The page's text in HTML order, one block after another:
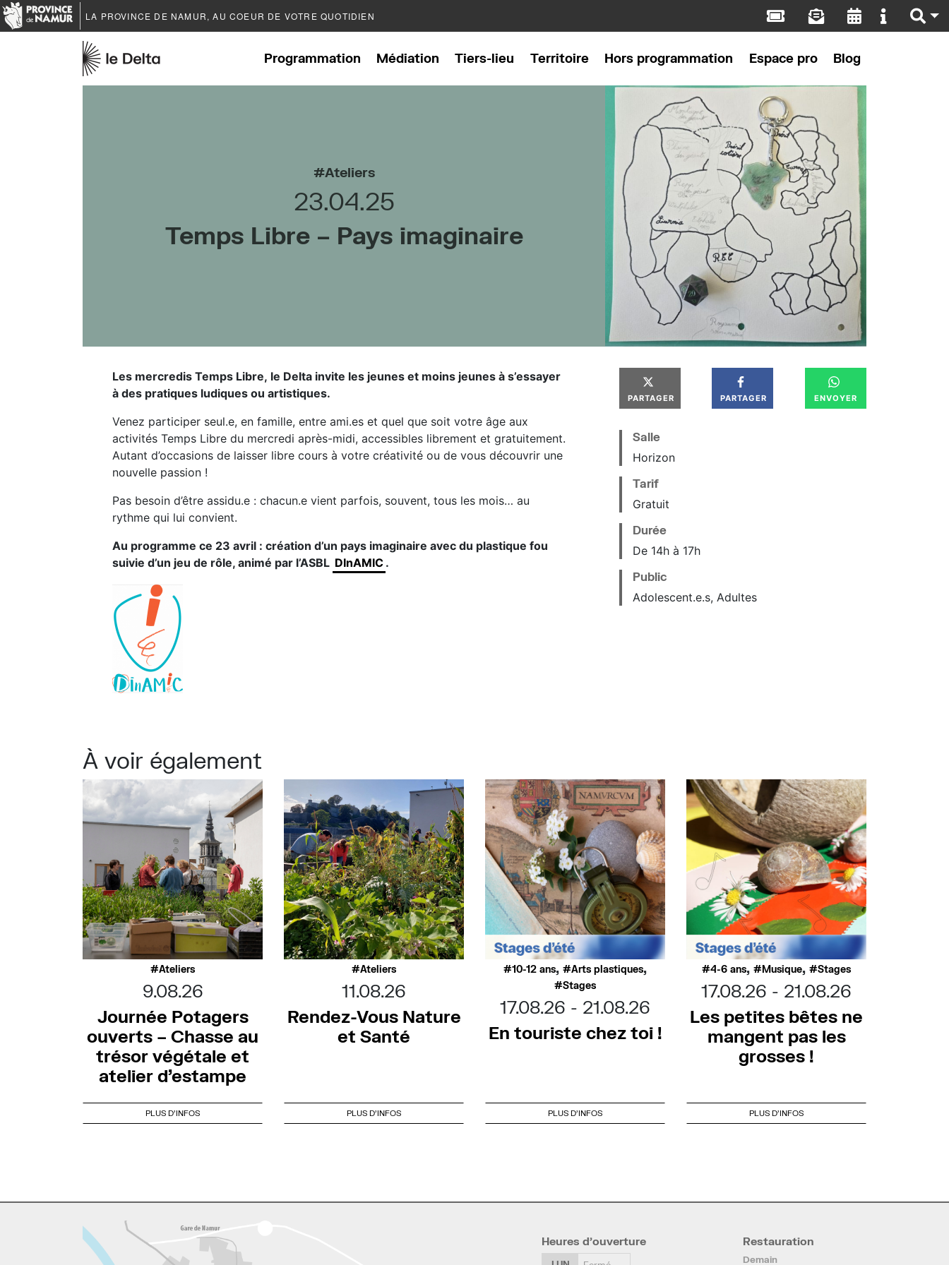
LA PROVINCE DE NAMUR, AU COEUR DE VOTRE QUOTIDIEN
Programmation Médiation Tiers-lieu Territoire Hors programmation Espace pro Blog
Ateliers
23.04.25
Temps Libre – Pays imaginaire
Les mercredis Temps Libre, le Delta invite les jeunes et moins jeunes à s’essayer
à des pratiques ludiques ou artistiques.
Venez participer seul.e, en famille, entre ami.es et quel que soit votre âge aux
activités Temps Libre du mercredi après-midi, accessibles librement et gratuitement.
Autant d’occasions de laisser libre cours à votre créativité ou de vous découvrir une
nouvelle passion !
Pas besoin d’être assidu.e : chacun.e vient parfois, souvent, tous les mois… au
rythme qui lui convient.
Au programme ce 23 avril : création d’un pays imaginaire avec du plastique fou
suivie d’un jeu de rôle, animé par l’ASBL DInAMIC .
PARTAGER PARTAGER ENVOYER
Salle
Horizon
Tarif
Gratuit
Durée
De 14h à 17h
Public
Adolescent.e.s, Adultes
À voir également
Ateliers
9.08.26
Journée Potagers
ouverts – Chasse au
trésor végétale et
atelier d’estampe
PLUS D'INFOS
Ateliers
11.08.26
Rendez-Vous Nature
et Santé
PLUS D'INFOS
10-12 ans, Arts plastiques,
Stages
17.08.26
21.08.26
En touriste chez toi !
PLUS D'INFOS
4-6 ans, Musique, Stages
17.08.26
21.08.26
Les petites bêtes ne
mangent pas les
grosses !
PLUS D'INFOS
Heures d’ouverture Restauration
Demain